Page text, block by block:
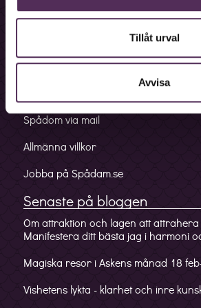
Tillåt urval
Avvisa
Bokningslinje
Förskottslinje
Spådom via mail
Allmänna villkor
Jobba på Spådam.se
Senaste på bloggen
Om attraktion och lagen att
Manifestera ditt bästa jag i harmoni
Magiska resor i Askens månad 18
Vishetens lykta - klarhet och inre